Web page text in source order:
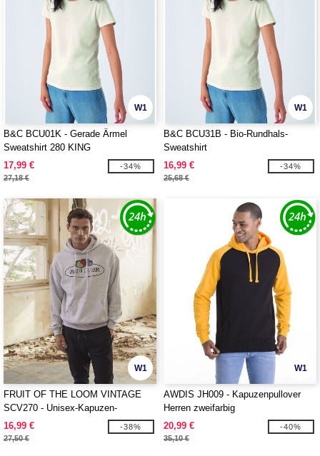
W1
B&C BCU01K - Gerade Ärmel
Sweatshirt 280 KING
17,99 €
27,18 €
-34%
W1
B&C BCU31B - Bio-Rundhals-
Sweatshirt
16,99 €
25,68 €
-34%
W1
FRUIT OF THE LOOM VINTAGE
SCV270 - Unisex-Kapuzen-
Sweatshirt mit FRUIT OF THE
LOOM VINTAGE-Logo
16,99 €
27,50 €
-38%
W1
AWDIS JH009 - Kapuzenpullover
Herren zweifarbig
20,99 €
35,10 €
-40%